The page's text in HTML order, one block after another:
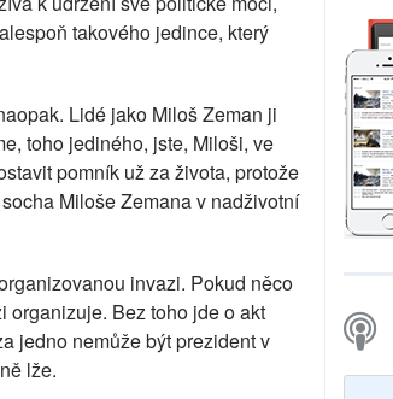
takového jedince, který
Lidé jako Miloš Zeman ji
toho jediného, jste, Miloši, ve
pomník už za života, protože
Miloše Zemana v nadživotní
invazi. Pokud něco
organizuje. Bez toho jde o akt
jedno nemůže být prezident v
lže.